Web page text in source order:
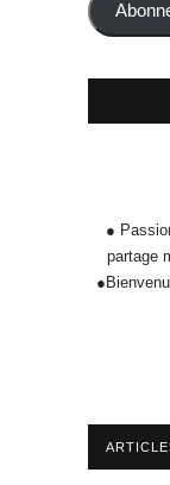
●
partage